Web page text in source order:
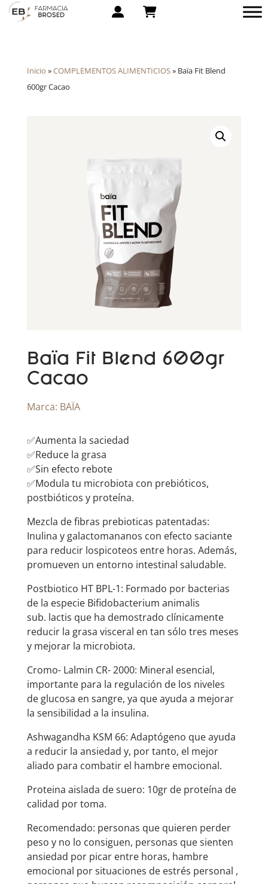
Inicio »COMPLEMENTOS ALIMENTICIOS» Baïa Fit Blend
600gr Cacao
Baïa Fit Blend 600gr
Cacao
Marca: BAÏA
✅Aumenta la saciedad
✅Reduce la grasa
✅Sin efecto rebote
✅Modula tu microbiota con prebióticos,
postbióticos y proteína.
Mezcla de fibras prebioticas patentadas:
Inulina y galactomananos con efecto saciante
para reducir lospicoteos entre horas. Además,
promueven un entorno intestinal saludable.
Postbiotico HT BPL-1: Formado por bacterias
de la especie Bifidobacterium animalis
sub. lactis que ha demostrado clínicamente
reducir la grasa visceral en tan sólo tres meses
y mejorar la microbiota.
Cromo- Lalmin CR- 2000: Mineral esencial,
importante para la regulación de los niveles
de glucosa en sangre, ya que ayuda a mejorar
la sensibilidad a la insulina.
Ashwagandha KSM 66: Adaptógeno que ayuda
a reducir la ansiedad y, por tanto, el mejor
aliado para combatir el hambre emocional.
Proteina aislada de suero: 10gr de proteína de
calidad por toma.
Recomendado: personas que quieren perder
peso y no lo consiguen, personas que sienten
ansiedad por picar entre horas, hambre
emocional por situaciones de estrés personal ,